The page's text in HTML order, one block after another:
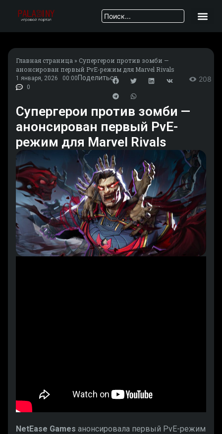
Главная страница » Супергерои против зомби —
анонсирован первый PvE-режим для Marvel Rivals
1 января, 2026
00:00
0
Поделиться 208
Супергерои против зомби —
анонсирован первый PvE-
режим для Marvel Rivals
NetEase Games анонсировала первый PvE-режим